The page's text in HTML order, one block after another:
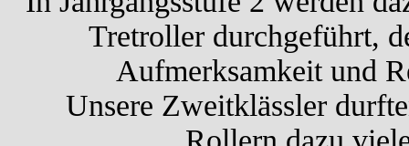
Tretroller durchgeführt,
Aufmerksamkeit und
Unsere Zweitklässler